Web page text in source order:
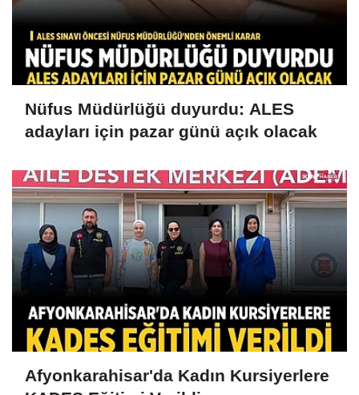
Nüfus Müdürlüğü duyurdu: ALES
adayları için pazar günü açık olacak
Afyonkarahisar'da Kadın Kursiyerlere